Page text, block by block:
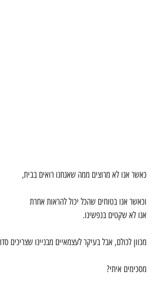
כאשר אנו לא מרוצים ממה שאנחנו רואים בבית,
וכאשר אנו בטוחים שהכל יכול להראות אחרת
אנו לא שקטים בנפשינו.
מכוון לכולם, אבל בעיקר לעצמאיים מבניינו שצריכים
מסכימים איתי?